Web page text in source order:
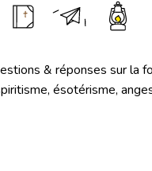
& réponses sur la
ésotérisme,